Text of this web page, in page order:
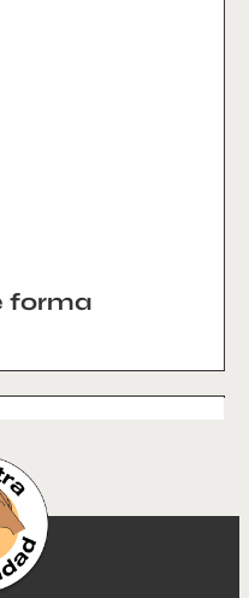
forma